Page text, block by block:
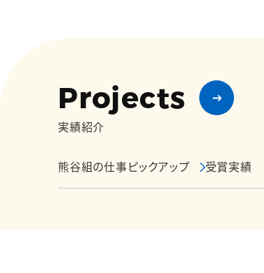
Projects
実績紹介
熊谷組の仕事ピックアップ 受賞実績